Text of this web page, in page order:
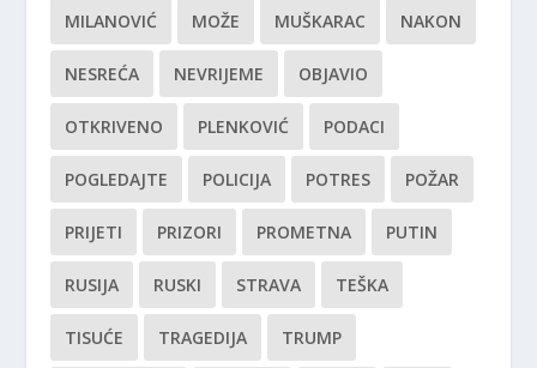
MILANOVIĆ MOŽE MUŠKARAC NAKON
NESREĆA NEVRIJEME OBJAVIO
OTKRIVENO PLENKOVIĆ PODACI
POGLEDAJTE POLICIJA POTRES POŽAR
PRIJETI PRIZORI PROMETNA PUTIN
RUSIJA RUSKI STRAVA TEŠKA
TISUĆE TRAGEDIJA TRUMP